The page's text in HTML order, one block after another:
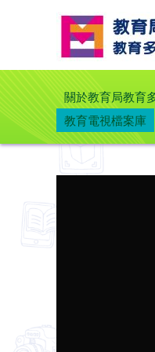
關於教育局教育
教育電視檔案庫